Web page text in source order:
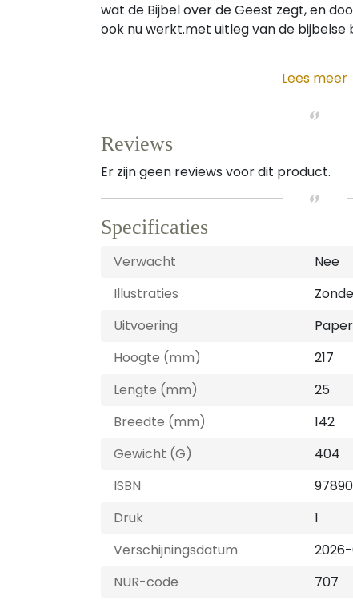
wat de Bijbel over de Geest zegt, en
ook nu werkt.met uitleg van de bijbelse
Lees meer
Reviews
Er zijn geen reviews voor dit product.
Specificaties
Verwacht
Nee
Illustraties
Uitvoering
Hoogte (mm)
217
Lengte (mm)
25
Breedte (mm)
142
Gewicht (G)
404
ISBN
Druk
1
Verschijningsdatum
NUR-code
707